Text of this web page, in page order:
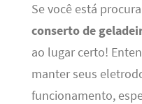
Se você está
conserto de
ao lugar certo!
manter seus
funcionamento,